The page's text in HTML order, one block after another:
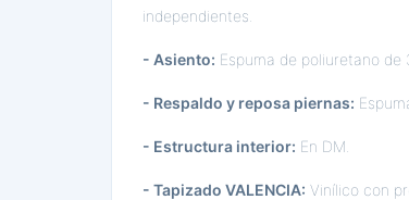
independientes.
- Asiento: Espuma de poliuretano de
- Respaldo y reposa piernas:
- Estructura interior: En DM.
- Tapizado VALENCIA: Vinílico con